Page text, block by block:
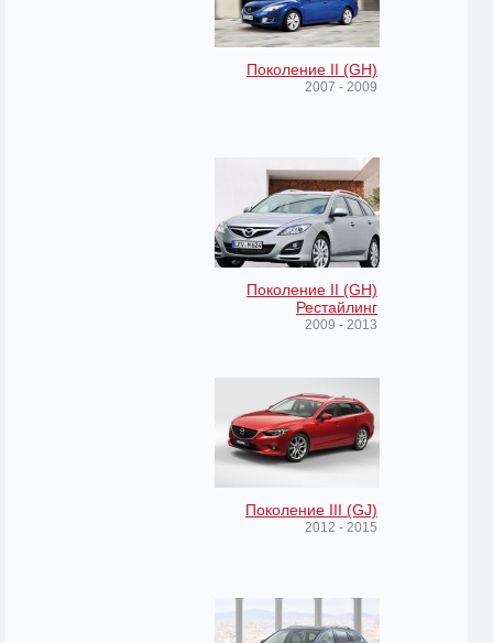
Поколение II (GH)
2007 - 2009
Поколение II (GH)
Рестайлинг
2009 - 2013
Поколение III (GJ)
2012 - 2015